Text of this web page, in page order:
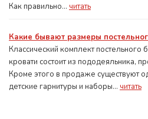
Как правильно... читать
Какие бывают размеры
Классический комплект постельного
кровати состоит из пододеяльника,
Кроме этого в продаже существуют
детские гарнитуры и наборы... читать